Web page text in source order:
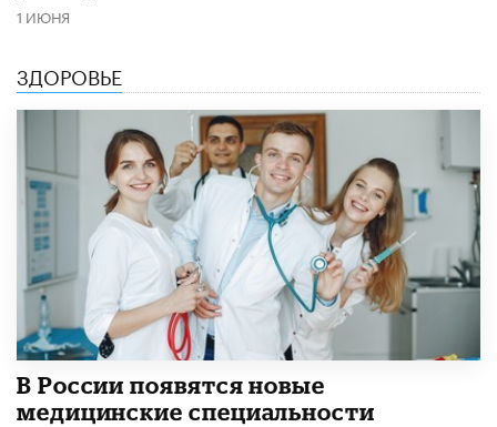
1 ИЮНЯ
ЗДОРОВЬЕ
В России появятся новые
медицинские специальности